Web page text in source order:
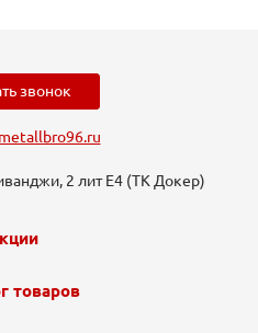
звонок
2 лит Е4 (ТК Докер​)
товаров